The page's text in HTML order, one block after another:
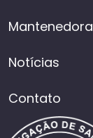
Mantenedora
Notícias
Contato